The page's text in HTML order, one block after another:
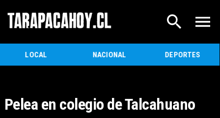
LOCAL NACIONAL DEPORTES
Pelea en colegio de Talcahuano